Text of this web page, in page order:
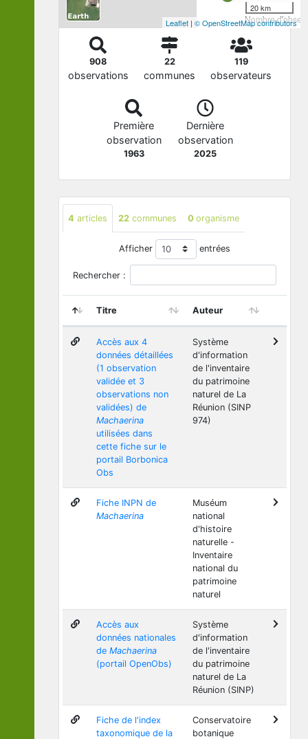
Nombre
20 km
Leaflet | © OpenStreetMap contributors
908
observations
22
communes
119
observateurs
Première
observation
1963
Dernière
observation
2025
4 articles 22 communes 0 organisme
Afficher entrées
Rechercher :
Titre Auteur
Accès aux 4
données détaillées
(1 observation
validée et 3
observations non
validées) de
Machaerina
utilisées dans
cette fiche sur le
portail Borbonica
Obs
Système
d'information
de l'inventaire
du patrimoine
naturel de La
Réunion (SINP
974)
Fiche INPN de
Machaerina
Muséum
national
d'histoire
naturelle -
Inventaire
national du
patrimoine
naturel
Accès aux
données nationales
de Machaerina
(portail OpenObs)
Système
d'information
de l'inventaire
du patrimoine
naturel de La
Réunion (SINP)
Fiche de l'index
taxonomique de la
Conservatoire
botanique